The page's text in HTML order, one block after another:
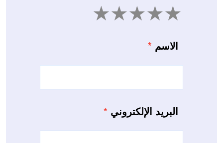
4 3 2 1
الاسم *
البريد الإلكتروني *